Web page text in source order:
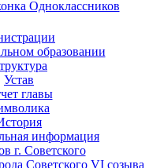
образовании
Устав
главы
информация
г. Советского
Советского VI созыва